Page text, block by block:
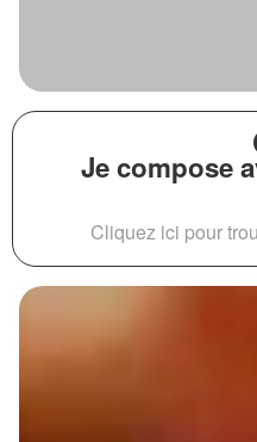
Je compose
Cliquez ici pour